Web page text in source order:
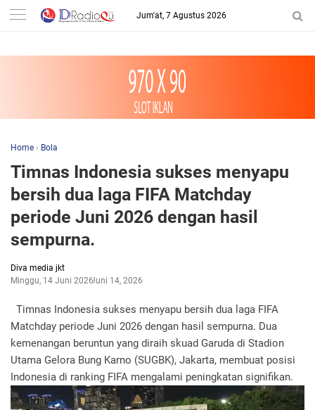
-->
Jum'at, 7 Agustus 2026
Home › Bola
Timnas Indonesia sukses menyapu
bersih dua laga FIFA Matchday
periode Juni 2026 dengan hasil
sempurna.
Diva media jkt
Minggu, 14 Juni 2026Juni 14, 2026
Timnas Indonesia sukses menyapu bersih dua laga FIFA
Matchday periode Juni 2026 dengan hasil sempurna. Dua
kemenangan beruntun yang diraih skuad Garuda di Stadion
Utama Gelora Bung Karno (SUGBK), Jakarta, membuat posisi
Indonesia di ranking FIFA mengalami peningkatan signifikan.